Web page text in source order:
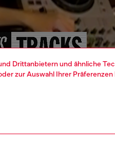
Drittanbietern und ähnliche
zur Auswahl Ihrer Präferenzen